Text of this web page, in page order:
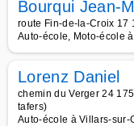
Bourqui Jean-
route Fin-de-la-Croix 17
Auto-école, Moto-école
Lorenz Daniel
chemin du Verger 24
tafers)
Auto-école à Villars-sur-